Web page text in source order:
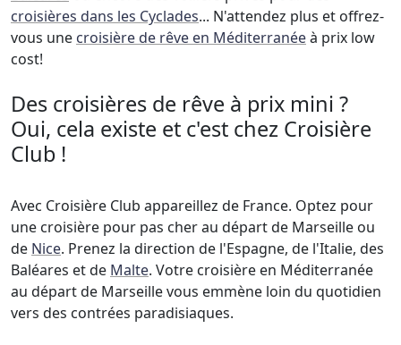
croisières dans les Cyclades... N'attendez plus et offrez-
vous une croisière de rêve en Méditerranéeà prix low
cost!
Des croisières de rêve à prix mini ?
Oui, cela existe et c'est chez Croisière
Club !
Avec Croisière Club appareillez de France. Optez pour
une croisière pour pas cher au départ de Marseille ou
de Nice. Prenez la direction de l'Espagne, de l'Italie, des
Baléares et de Malte. Votre croisière en Méditerranée
au départ de Marseille vous emmène loin du quotidien
vers des contrées paradisiaques.